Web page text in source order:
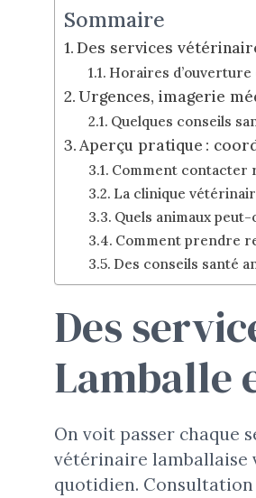
Sommaire
Des services
Horaires
Urgences, imagerie
Quelques conseils
Aperçu pratique :
Comment contacter
La clinique
Quels animaux
Comment prendre
Des conseils santé
Des
Lamballe
On voit passer chaque
vétérinaire lamballaise
quotidien.